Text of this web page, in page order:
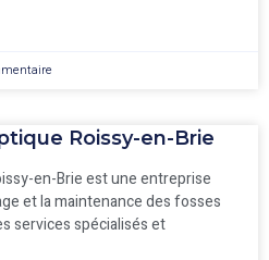
Roissy-en-Brie
en-Brie est une entreprise
et la maintenance des fosses
services spécialisés et